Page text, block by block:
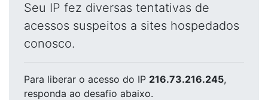
Seu IP fez diversas tentativas de
acessos suspeitos a sites hospedados
conosco.
Para liberar o acesso do IP 216.73.216.245,
responda ao desafio abaixo.